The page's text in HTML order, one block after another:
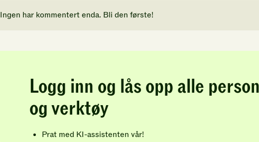
Ingen har kommentert enda. Bli den første!
Logg inn og lås opp alle
og verktøy
Prat med KI-assistenten vår!